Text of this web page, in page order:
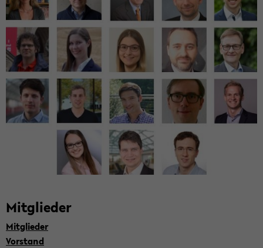
Mit­glie­der
Mit­glie­der
Vor­stand